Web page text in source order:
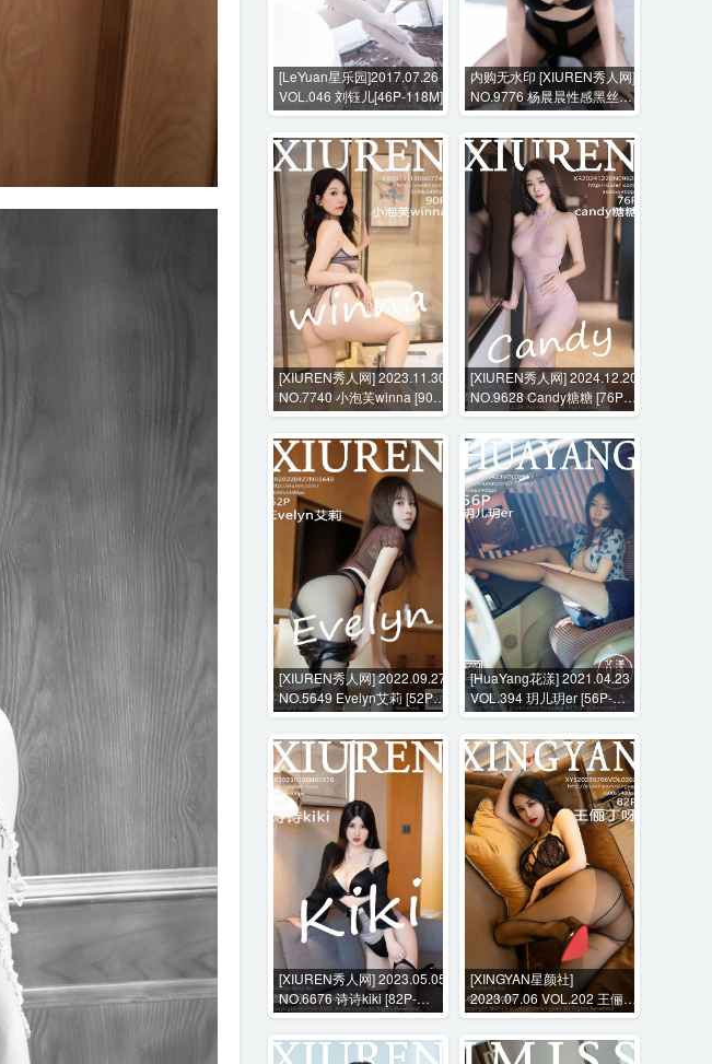
[LeYuan星乐园]2017.07.26
VOL.046 刘钰儿[46P-118M]
内购无水印 [XIUREN秀人网]
NO.9776 杨晨晨性感黑丝内
衣+花絮视频 [101P+1V-
622MB]
[XIUREN秀人网] 2023.11.30
NO.7740 小泡芙winna [90P-
890MB]
[XIUREN秀人网] 2024.12.20
NO.9628 Candy糖糖 [76P-
732MB]
[XIUREN秀人网] 2022.09.27
NO.5649 Evelyn艾莉 [52P-
501MB]
[HuaYang花漾] 2021.04.23
VOL.394 玥儿玥er [56P-
636MB]
[XIUREN秀人网] 2023.05.05
NO.6676 诗诗kiki [82P-
806MB]
[XINGYAN星颜社]
2023.07.06 VOL.202 王俪丁
呀 [82P-890MB]